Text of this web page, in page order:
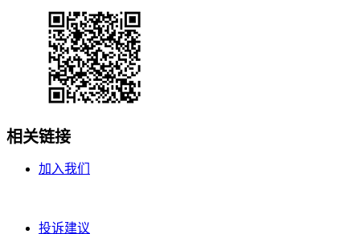
相关链接
加入我们
投诉建议